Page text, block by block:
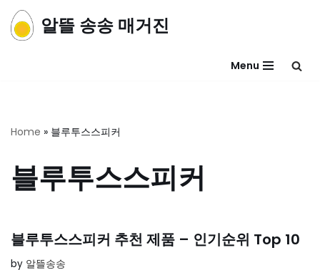
콘
알뜰 송송 매거진
Menu
Home » 블루투스스피커
블루투스스피커
블루투스스피커 추천 제품 – 인기순위 Top 10
by 알뜰송송